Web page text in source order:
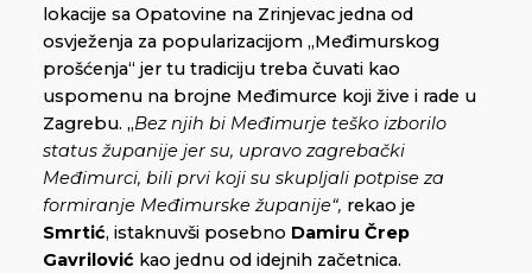
lokacije sa Opatovine na Zrinjevac jedna od
osvježenja za popularizacijom „Međimurskog
prošćenja“ jer tu tradiciju treba čuvati kao
uspomenu na brojne Međimurce koji žive i rade u
Zagrebu. „Bez njih bi Međimurje teško izborilo
status županije jer su, upravo zagrebački
Međimurci, bili prvi koji su skupljali potpise za
formiranje Međimurske županije“, rekao je
Smrtić, istaknuvši posebno Damiru Črep
Gavrilović kao jednu od idejnih začetnica.